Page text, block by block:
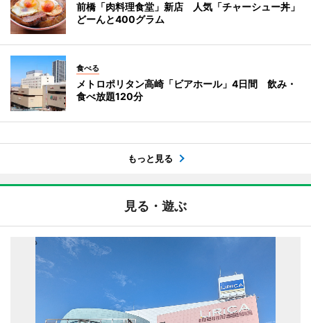
前橋「肉料理食堂」新店 人気「チャーシュー丼」
どーんと400グラム
食べる
メトロポリタン高崎「ビアホール」4日間 飲み・
食べ放題120分
もっと見る
見る・遊ぶ